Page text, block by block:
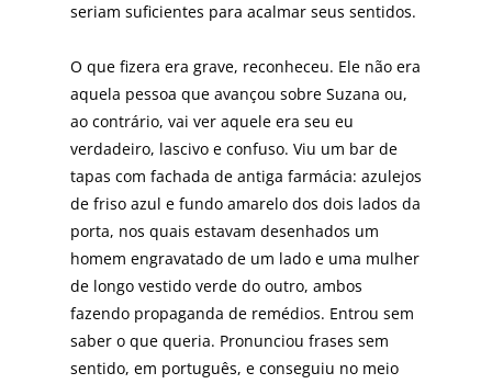
seriam suficientes para acalmar seus sentidos.
O que fizera era grave, reconheceu. Ele não era
aquela pessoa que avançou sobre Suzana ou,
ao contrário, vai ver aquele era seu eu
verdadeiro, lascivo e confuso. Viu um bar de
tapas com fachada de antiga farmácia: azulejos
de friso azul e fundo amarelo dos dois lados da
porta, nos quais estavam desenhados um
homem engravatado de um lado e uma mulher
de longo vestido verde do outro, ambos
fazendo propaganda de remédios. Entrou sem
saber o que queria. Pronunciou frases sem
sentido, em português, e conseguiu no meio